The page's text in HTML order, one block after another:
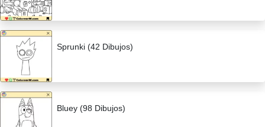
Sprunki (42 Dibujos)
Bluey (98 Dibujos)